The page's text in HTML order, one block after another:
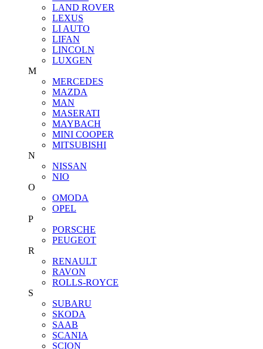
LAND ROVER
LEXUS
LI AUTO
LIFAN
LINCOLN
LUXGEN
M
MERCEDES
MAZDA
MAN
MASERATI
MAYBACH
MINI COOPER
MITSUBISHI
N
NISSAN
NIO
O
OMODA
OPEL
P
PORSCHE
PEUGEOT
R
RENAULT
RAVON
ROLLS-ROYCE
S
SUBARU
SKODA
SAAB
SCANIA
SCION